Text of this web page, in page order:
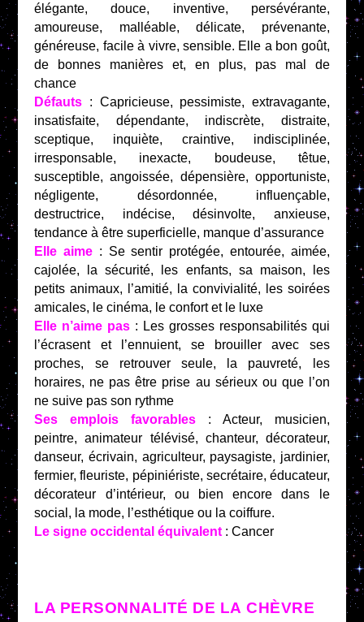
élégante, douce, inventive, persévérante,
amoureuse, malléable, délicate, prévenante,
généreuse, facile à vivre, sensible. Elle a bon goût,
de bonnes manières et, en plus, pas mal de
chance
Défauts : Capricieuse, pessimiste, extravagante,
insatisfaite, dépendante, indiscrète, distraite,
sceptique, inquiète, craintive, indisciplinée,
irresponsable, inexacte, boudeuse, têtue,
susceptible, angoissée, dépensière, opportuniste,
négligente, désordonnée, influençable,
destructrice, indécise, désinvolte, anxieuse,
tendance à être superficielle, manque d’assurance
Elle aime : Se sentir protégée, entourée, aimée,
cajolée, la sécurité, les enfants, sa maison, les
petits animaux, l’amitié, la convivialité, les soirées
amicales, le cinéma, le confort et le luxe
Elle n’aime pas : Les grosses responsabilités qui
l’écrasent et l’ennuient, se brouiller avec ses
proches, se retrouver seule, la pauvreté, les
horaires, ne pas être prise au sérieux ou que l’on
ne suive pas son rythme
Ses emplois favorables : Acteur, musicien,
peintre, animateur télévisé, chanteur, décorateur,
danseur, écrivain, agriculteur, paysagiste, jardinier,
fermier, fleuriste, pépiniériste, secrétaire, éducateur,
décorateur d’intérieur, ou bien encore dans le
social, la mode, l’esthétique ou la coiffure.
Le signe occidental équivalent : Cancer
LA PERSONNALITÉ DE LA CHÈVRE